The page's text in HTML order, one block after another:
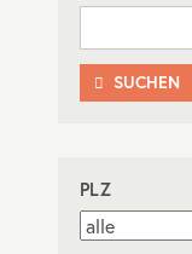
 SUCHEN
PLZ